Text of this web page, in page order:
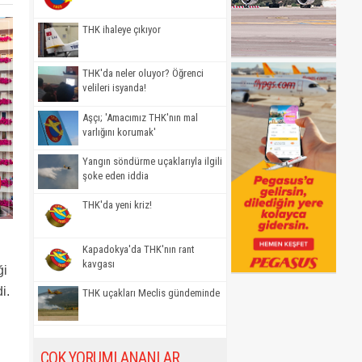
THK ihaleye çıkıyor
THK'da neler oluyor? Öğrenci
velileri isyanda!
Aşçı; 'Amacımız THK'nın mal
varlığını korumak'
Yangın söndürme uçaklarıyla ilgili
şoke eden iddia
THK'da yeni kriz!
Kapadokya'da THK'nın rant
kavgası
THK uçakları Meclis gündeminde